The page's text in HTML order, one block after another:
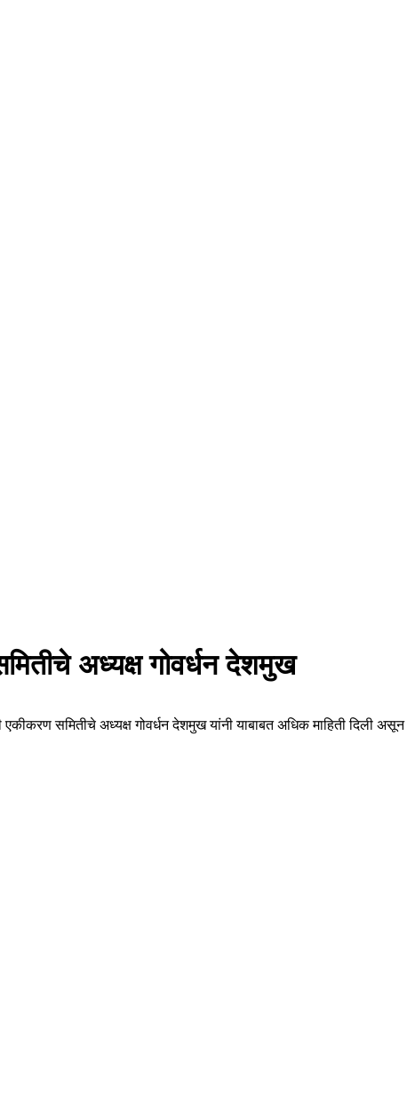
अध्यक्ष गोवर्धन देशमुख
समितीचे अध्यक्ष गोवर्धन देशमुख यांनी याबाबत अधिक माहिती दिली असून